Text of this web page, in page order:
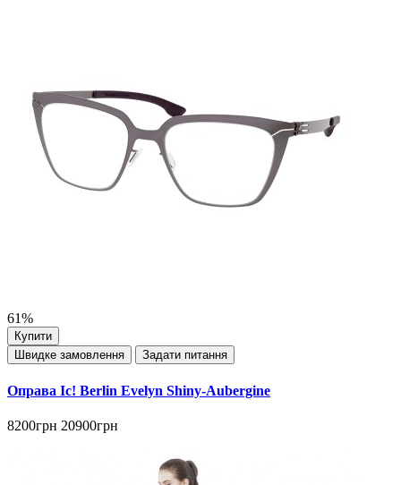
61%
Купити
Швидке замовлення
Задати питання
Оправа Ic! Berlin Evelyn Shiny-Aubergine
8200грн 20900грн